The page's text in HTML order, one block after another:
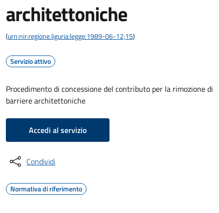
architettoniche
(urn:nir:regione.liguria:legge:1989-06-12;15)
Servizio attivo
Procedimento di concessione del contributo per la rimozione di
barriere architettoniche
Accedi al servizio
Condividi
Normativa di riferimento